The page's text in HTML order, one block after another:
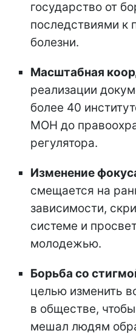
государство от
последствиями к
болезни.
Масштабная
реализации
более 40
МОН до
регулятора.
Изменение
смещается на
зависимости,
системе и
молодежью.
Борьба со
целью изменить
в обществе,
мешал людям